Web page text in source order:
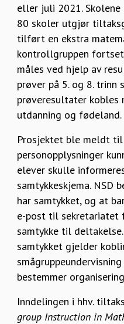
eller juli 2021.
80 skoler utgjør
tilført en ekstra
kontrollgruppen
måles ved hjelp av
prøver på 5. og 8. trinn
prøveresultater kobles
utdanning og fødeland.
Prosjektet ble meldt til
personopplysninger
elever skulle
samtykkeskjema.
har samtykket, og at
e-post til sekretariatet
samtykke til
samtykket gjelder
bestemmer
Inndelingen i hhv.
group Instruction in